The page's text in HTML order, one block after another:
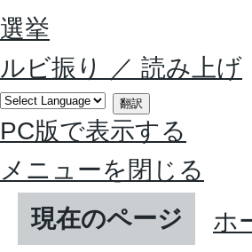
選挙
ルビ振り
／ 読み上げ
翻訳
PC版で表示する
メニューを閉じる
現在のページ
ホ